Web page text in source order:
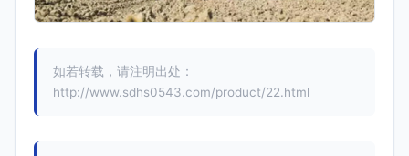
如若转载，请注明出处：
http://www.sdhs0543.com/product/22.html